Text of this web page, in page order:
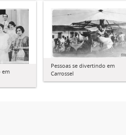
em
Pessoas se divertindo em
Carrossel